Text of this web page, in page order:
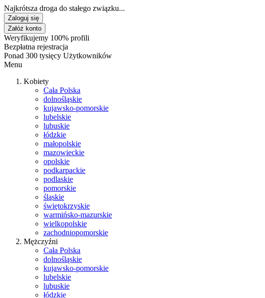
Najkrótsza droga do stałego związku...
Zaloguj się
Załóż konto
Weryfikujemy 100% profili
Bezpłatna rejestracja
Ponad 300 tysięcy Użytkowników
Menu
Kobiety
Cała Polska
dolnośląskie
kujawsko-pomorskie
lubelskie
lubuskie
łódzkie
małopolskie
mazowieckie
opolskie
podkarpackie
podlaskie
pomorskie
śląskie
świętokrzyskie
warmińsko-mazurskie
wielkopolskie
zachodniopomorskie
Mężczyźni
Cała Polska
dolnośląskie
kujawsko-pomorskie
lubelskie
lubuskie
łódzkie